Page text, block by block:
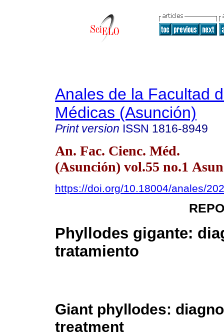
Anales de la Facultad
Médicas (Asunción)
Print version ISSN 1816-8949
An. Fac. Cienc. Méd.
(Asunción) vol.55 no.1
https://doi.org/10.18004/anales/
Phyllodes gigante:
tratamiento
Giant phyllodes:
treatment